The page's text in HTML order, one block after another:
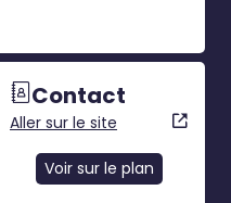
Contact
Aller sur le site
Voir sur le plan